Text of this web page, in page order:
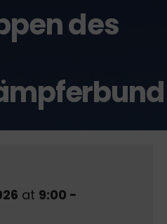
des
at 9:00 -